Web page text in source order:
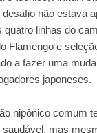
não estava
quatro linhas do
Flamengo e
a fazer uma
japoneses.
nipônico comum
mas